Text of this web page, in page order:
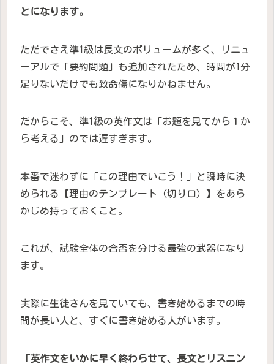
とになります。
ただでさえ準1級は長文のボリュームが多く、リニュ
ーアルで「要約問題」も追加されたため、時間が1分
足りないだけでも致命傷になりかねません。
だからこそ、準1級の英作文は「お題を見てから１か
ら考える」のでは遅すぎます。
本番で迷わずに「この理由でいこう！」と瞬時に決
められる【理由のテンプレート（切り口）】をあら
かじめ持っておくこと。
これが、試験全体の合否を分ける最強の武器になり
ます。
実際に生徒さんを見ていても、書き始めるまでの時
間が長い人と、すぐに書き始める人がいます。
「英作文をいかに早く終わらせて、長文とリスニン